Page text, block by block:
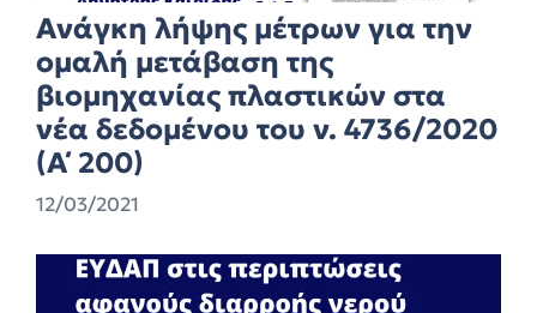
Ανάγκη λήψης μέτρων για την
ομαλή μετάβαση της
βιομηχανίας πλαστικών στα
νέα δεδομένου του ν. 4736/2020
(Α΄ 200)
12/03/2021